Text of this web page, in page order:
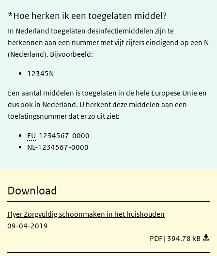
*Hoe herken ik een toegelaten middel?
In Nederland toegelaten desinfectiemiddelen zijn te
herkennen aan een nummer met vijf cijfers eindigend op een N
(Nederland). Bijvoorbeeld:
12345N
Een aantal middelen is toegelaten in de hele Europese Unie en
dus ook in Nederland. U herkent deze middelen aan een
toelatingsnummer dat er zo uit ziet:
EU-1234567-0000
NL-1234567-0000
Download
Flyer Zorgvuldig schoonmaken in het huishouden
09-04-2019
Flyer Zorgvuldig
PDF | 394,78 kB